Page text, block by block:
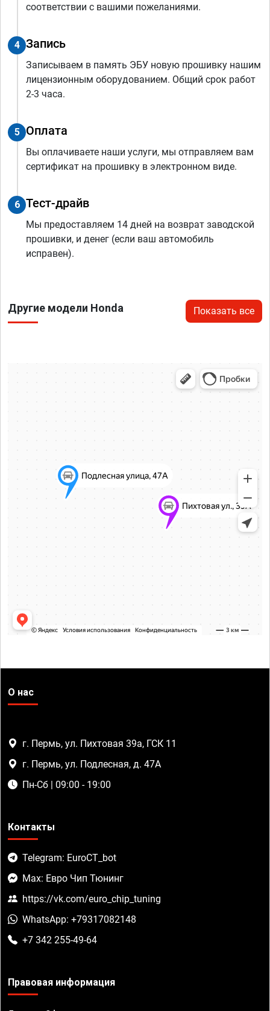
соответствии с вашими пожеланиями.
4 Запись
Записываем в память ЭБУ новую прошивку нашим
лицензионным оборудованием. Общий срок работ
2-3 часа.
5 Оплата
Вы оплачиваете наши услуги, мы отправляем вам
сертификат на прошивку в электронном виде.
6 Тест-драйв
Мы предоставляем 14 дней на возврат заводской
прошивки, и денег (если ваш автомобиль
исправен).
Другие модели Honda Показать все
О нас
г. Пермь, ул. Пихтовая 39а, ГСК 11
г. Пермь, ул. Подлесная, д. 47А
Пн-Сб | 09:00 - 19:00
Контакты
Telegram: EuroCT_bot
Max: Евро Чип Тюнинг
https://vk.com/euro_chip_tuning
WhatsApp: +79317082148
+7 342 255-49-64
Правовая информация